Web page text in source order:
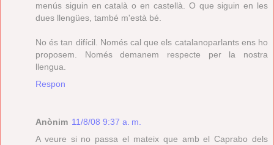
menús siguin en català o en castellà. O que siguin en les
dues llengües, també m'està bé.
No és tan difícil. Només cal que els catalanoparlants ens ho
proposem. Només demanem respecte per la nostra
llengua.
Respon
Anònim 11/8/08 9:37 a. m.
A veure si no passa el mateix que amb el Caprabo dels